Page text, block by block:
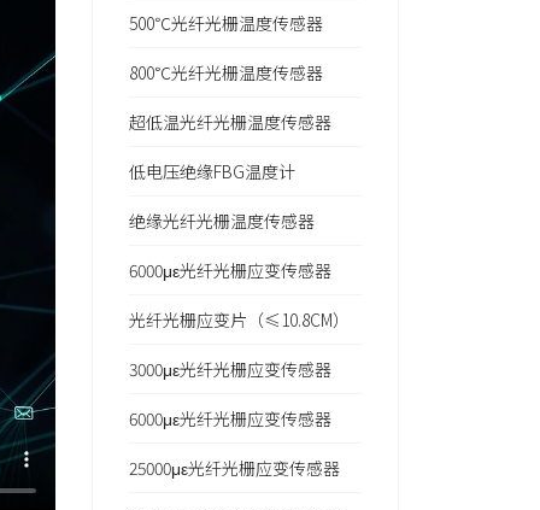
500℃光纤光栅温度传感器
800℃光纤光栅温度传感器
超低温光纤光栅温度传感器
低电压绝缘FBG温度计
绝缘光纤光栅温度传感器
6000με光纤光栅应变传感器
光纤光栅应变片（≤10.8CM）
3000με光纤光栅应变传感器
6000με光纤光栅应变传感器
25000με光纤光栅应变传感器